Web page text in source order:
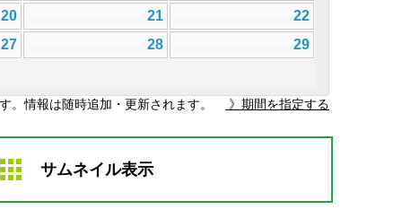
20 21
22
27 28
29
。情報は随時追加・更新されます。 》期間を指定する
サムネイル表示